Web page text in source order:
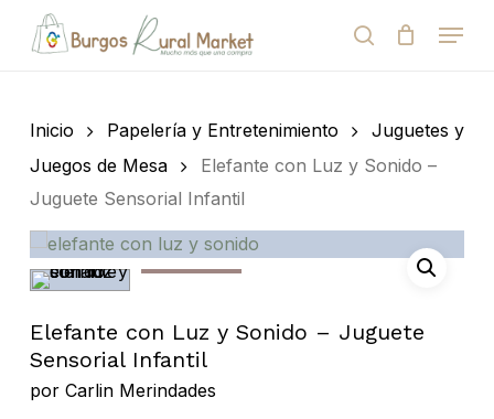
de
search
Menu
Cart
Inicio Papelería y Entretenimiento
Juguetes y
Juegos de Mesa
Elefante con Luz y Sonido –
Juguete Sensorial Infantil
Elefante con Luz y Sonido – Juguete
Sensorial Infantil
por Carlin Merindades